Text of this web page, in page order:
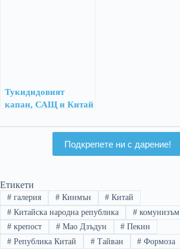
Тукидидовият
капан, САЩ и Китай
Подкрепете ни с дарение!
Етикети
#галерия #Кинмън # Китай
#Китайска народна република #комунизъм
#крепост #Мао Дзъдун # Пекин
#Република Китай #Тайван # Формоза